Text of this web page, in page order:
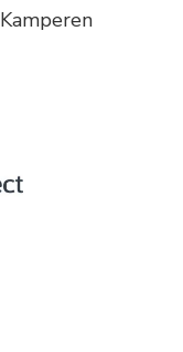
Kamperen